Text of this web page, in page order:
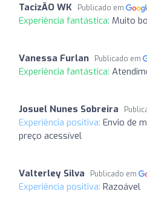
TacizÃO WK Publicado em
Experiência fantástica: Muito
Vanessa Furlan Publicado em
Experiência fantástica:
Josuel Nunes Sobreira
Experiência positiva: Envio de
preço acessível
Valterley Silva Publicado em
Experiência positiva: Razoável